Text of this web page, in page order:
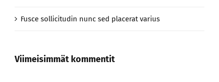
Fusce sollicitudin nunc sed placerat varius
Viimeisimmät kommentit